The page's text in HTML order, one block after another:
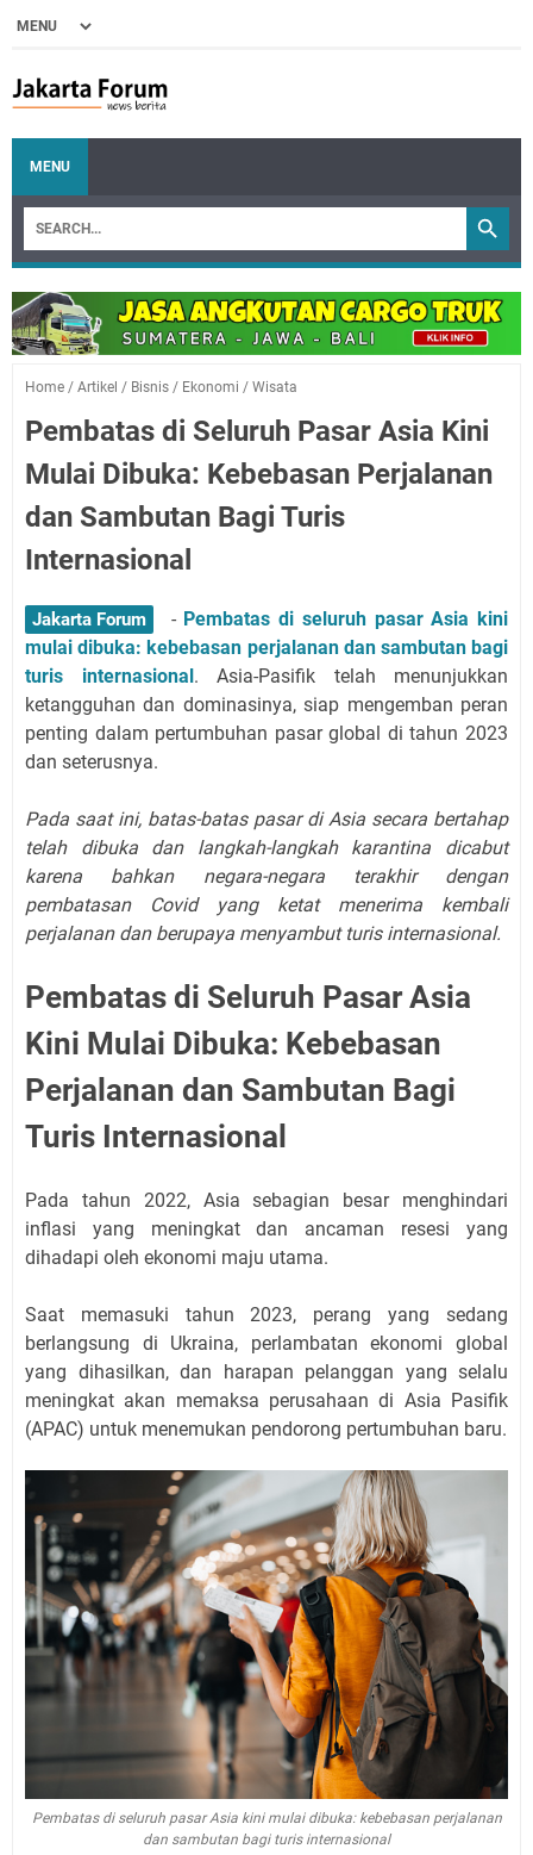
MENU
Home / Artikel / Bisnis / Ekonomi / Wisata
Pembatas di Seluruh Pasar Asia Kini
Mulai Dibuka: Kebebasan Perjalanan
dan Sambutan Bagi Turis
Internasional
Jakarta Forum - Pembatas di seluruh pasar Asia kini
mulai dibuka: kebebasan perjalanan dan sambutan bagi
turis internasional. Asia-Pasifik telah menunjukkan
ketangguhan dan dominasinya, siap mengemban peran
penting dalam pertumbuhan pasar global di tahun 2023
dan seterusnya.
Pada saat ini, batas-batas pasar di Asia secara bertahap
telah dibuka dan langkah-langkah karantina dicabut
karena bahkan negara-negara terakhir dengan
pembatasan Covid yang ketat menerima kembali
perjalanan dan berupaya menyambut turis internasional.
Pembatas di Seluruh Pasar Asia
Kini Mulai Dibuka: Kebebasan
Perjalanan dan Sambutan Bagi
Turis Internasional
Pada tahun 2022, Asia sebagian besar menghindari
inflasi yang meningkat dan ancaman resesi yang
dihadapi oleh ekonomi maju utama.
Saat memasuki tahun 2023, perang yang sedang
berlangsung di Ukraina, perlambatan ekonomi global
yang dihasilkan, dan harapan pelanggan yang selalu
meningkat akan memaksa perusahaan di Asia Pasifik
(APAC) untuk menemukan pendorong pertumbuhan baru.
Pembatas di seluruh pasar Asia kini mulai dibuka: kebebasan perjalanan
dan sambutan bagi turis internasional